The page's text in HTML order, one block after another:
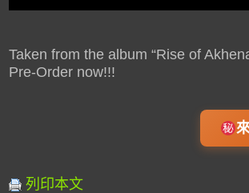
Taken from the album “Rise of
Pre-Order now!!!
列印本文